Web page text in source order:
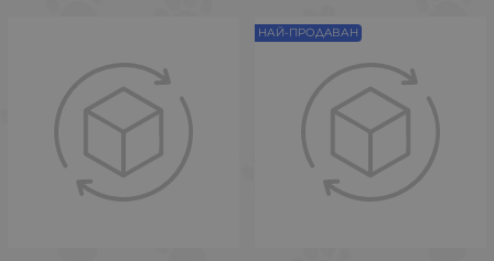
НАЙ-ПРОДAВАН